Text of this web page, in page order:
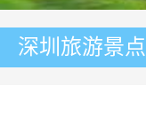
深圳旅游景点